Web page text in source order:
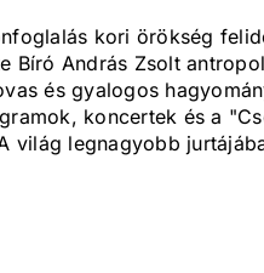
kori örökség
Bíró András Zsolt
és gyalogos
koncertek és a
világ legnagyobb